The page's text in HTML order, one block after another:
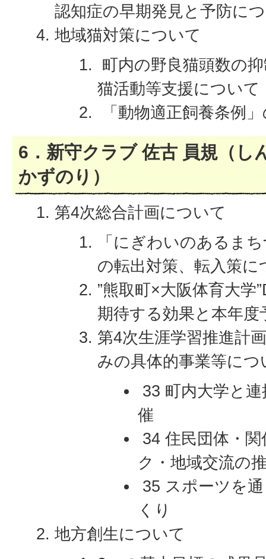
認知症の早期発見と予防に
地域猫対策について
町内の野良猫頭数の
猫活動等支援について
「動物適正飼養条例
6．新守クラブ 佐古 員規（し
かずのり）
第4次総合計画について
「にぎわいのあるま
の転出対策、転入策に
”熊取町×大阪体育大
期待する効果と本年
第4次生涯学習推進計
みの具体的事業等につ
33 町内大学と
催
34 住民団体・
ク・地域交流の
35 スポーツを
くり
地方創生について